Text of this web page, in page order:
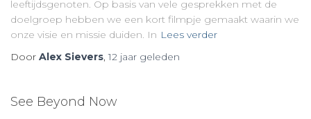
leeftijdsgenoten. Op basis van vele gesprekken met de
doelgroep hebben we een kort filmpje gemaakt waarin we
onze visie en missie duiden. In Lees verder
Door Alex Sievers,12 jaar geleden
See Beyond Now